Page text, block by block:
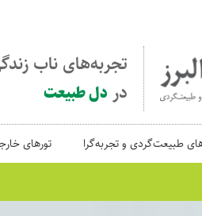
تجربه‌های ناب
در دل طبیعت
طبیعت‌گردی و تجربه‌گرا تورهای خارجی